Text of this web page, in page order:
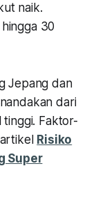
naik.
30
Jepang dan
dari
tinggi. Faktor-
Risiko
Super